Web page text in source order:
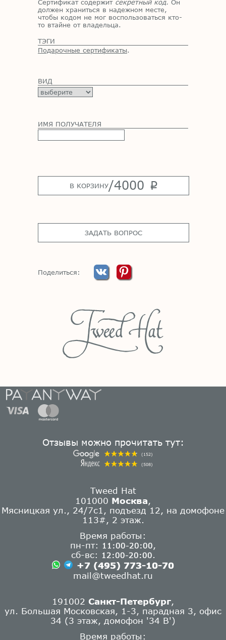
Сертификат содержит секретный код. Он
должен храниться в надежном месте,
чтобы кодом не мог воспользоваться кто-
то втайне от владельца.
ТЭГИ
Подарочные сертификаты.
ВИД
ИМЯ ПОЛУЧАТЕЛЯ
В КОРЗИНУ/4000 p
ЗАДАТЬ ВОПРОС
Поделиться:
Отзывы можно прочитать тут:
(152)
(508)
Tweed Hat
101000 Москва
Мясницкая ул., 24/7с1, подъезд 12, на домофоне
113#, 2 этаж.
Время работы:
пн-пт:
11:00-20:00
сб-вс:
12:00-20:00
+7 (495) 773-10-70
mail@tweedhat.ru
191002 Санкт-Петербург
ул. Большая Московская, 1-3, парадная 3, офис
34 (3 этаж, домофон '34 В')
Время работы: